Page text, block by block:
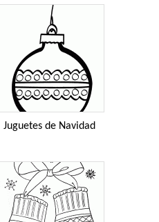
Juguetes de Navidad